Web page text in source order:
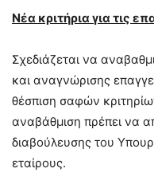
Νέα κριτήρια για τις
Σχεδιάζεται να
και αναγνώρισης
θέσπιση σαφών
αναβάθμιση πρέπει να
διαβούλευσης του
εταίρους.